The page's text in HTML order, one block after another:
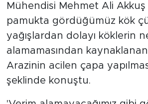
Mühendisi Mehmet Ali Akkuş
pamukta gördüğümüz kök
yağışlardan dolayı köklerin
alamamasından
Arazinin acilen çapa
şeklinde konuştu.